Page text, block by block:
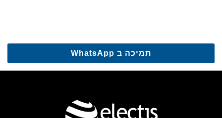
תמיכה ב WhatsApp